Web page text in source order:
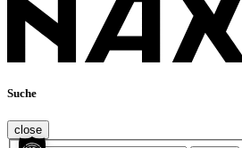
Suche
close